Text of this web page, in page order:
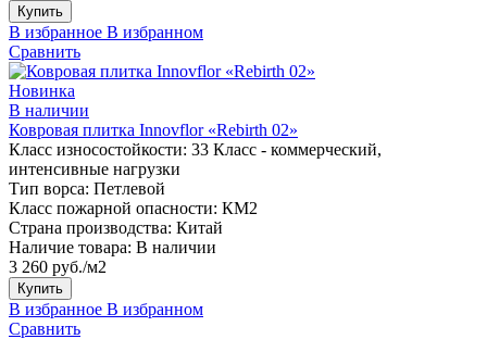
Купить
В избранное В избранном
Сравнить
Новинка
В наличии
Ковровая плитка Innovflor «Rebirth 02»
Класс износостойкости: 33 Класс - коммерческий,
интенсивные нагрузки
Тип ворса: Петлевой
Класс пожарной опасности: КМ2
Страна производства: Китай
Наличие товара: В наличии
3 260 руб./м2
Купить
В избранное В избранном
Сравнить